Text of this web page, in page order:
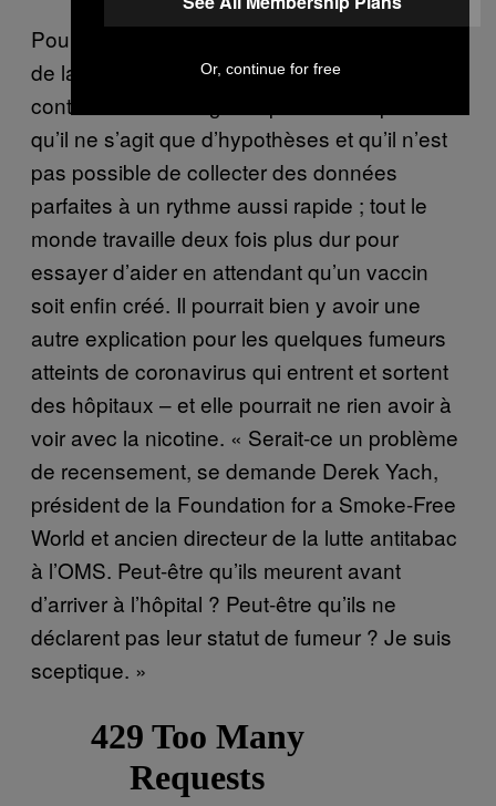
Pourtant, tous les scientifiques et les experts
de la lutte antitabac que nous avons
contactés ont souligné à plusieurs reprises
qu’il ne s’agit que d’hypothèses et qu’il n’est
pas possible de collecter des données
parfaites à un rythme aussi rapide ; tout le
monde travaille deux fois plus dur pour
essayer d’aider en attendant qu’un vaccin
soit enfin créé. Il pourrait bien y avoir une
autre explication pour les quelques fumeurs
atteints de coronavirus qui entrent et sortent
des hôpitaux – et elle pourrait ne rien avoir à
voir avec la nicotine. « Serait-ce un problème
de recensement, se demande Derek Yach,
président de la Foundation for a Smoke-Free
World et ancien directeur de la lutte antitabac
à l’OMS. Peut-être qu’ils meurent avant
d’arriver à l’hôpital ? Peut-être qu’ils ne
déclarent pas leur statut de fumeur ? Je suis
sceptique. »
Or, continue for free